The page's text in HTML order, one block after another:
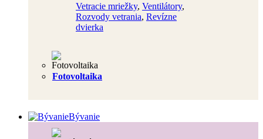
Vetracie mriežky, Ventilátory,
Rozvody vetrania, Revízne
dvierka
Fotovoltaika
Bývanie